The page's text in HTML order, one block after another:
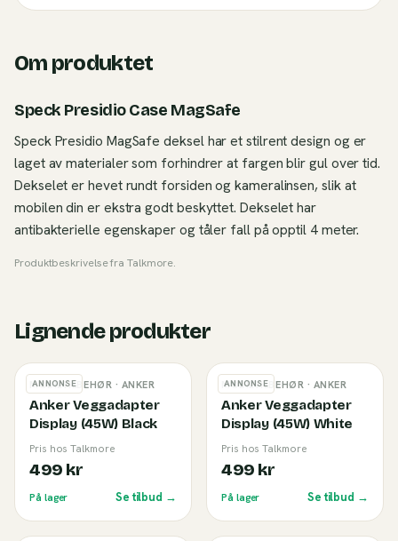
Om produktet
Speck Presidio Case MagSafe
Speck Presidio MagSafe deksel har et stilrent design og er
laget av materialer som forhindrer at fargen blir gul over tid.
Dekselet er hevet rundt forsiden og kameralinsen, slik at
mobilen din er ekstra godt beskyttet. Dekselet har
antibakterielle egenskaper og tåler fall på opptil 4 meter.
Produktbeskrivelse fraTalkmore.
Lignende produkter
ANNONSE
MOBILTILBEHØR · ANKER
Anker Veggadapter
Display (45W) Black
Pris hos Talkmore
499 kr
På lager Se tilbud →
ANNONSE
MOBILTILBEHØR · ANKER
Anker Veggadapter
Display (45W) White
Pris hos Talkmore
499 kr
På lager Se tilbud →